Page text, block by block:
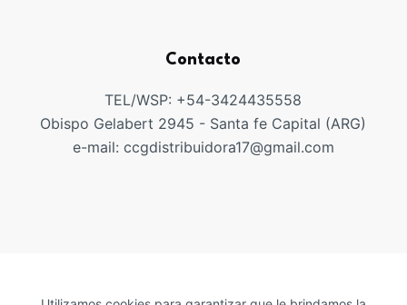
Contacto
TEL/WSP: +54-3424435558
Obispo Gelabert 2945 - Santa fe Capital (ARG)
e-mail: ccgdistribuidora17@gmail.com